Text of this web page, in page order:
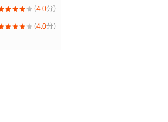
(4.0分)
(4.0分)